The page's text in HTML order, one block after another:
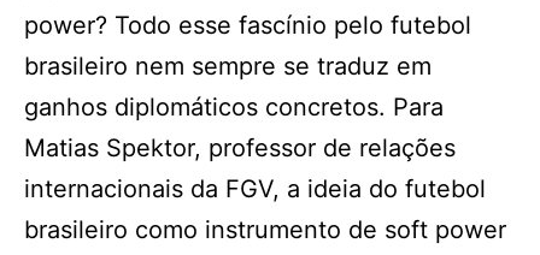
power? Todo esse fascínio pelo futebol
brasileiro nem sempre se traduz em
ganhos diplomáticos concretos. Para
Matias Spektor, professor de relações
internacionais da FGV, a ideia do futebol
brasileiro como instrumento de soft power